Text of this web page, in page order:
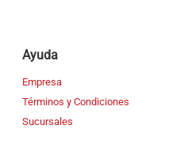
Ayuda
Empresa
Términos y Condiciones
Sucursales